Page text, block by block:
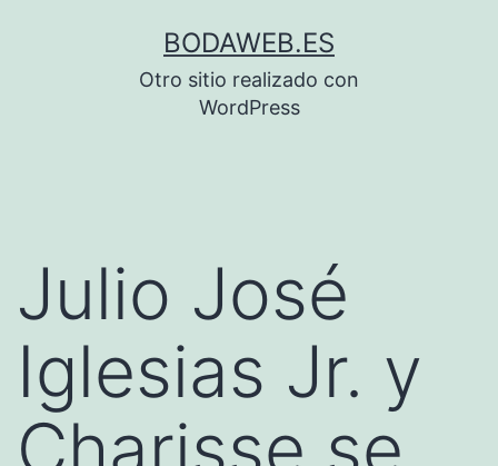
BODAWEB.ES
Otro sitio realizado con
WordPress
Julio José
Iglesias Jr. y
Charisse se